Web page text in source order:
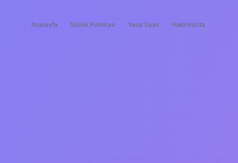
Anasayfa Gizlilik Politikası Yasal Uyarı Hakkımızda